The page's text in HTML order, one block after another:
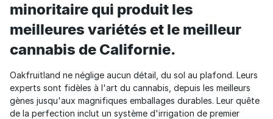
minoritaire qui produit les
meilleures variétés et le meilleur
cannabis de Californie.
Oakfruitland ne néglige aucun détail, du sol au plafond. Leurs
experts sont fidèles à l'art du cannabis, depuis les meilleurs
gènes jusqu'aux magnifiques emballages durables. Leur quête
de la perfection inclut un système d'irrigation de premier